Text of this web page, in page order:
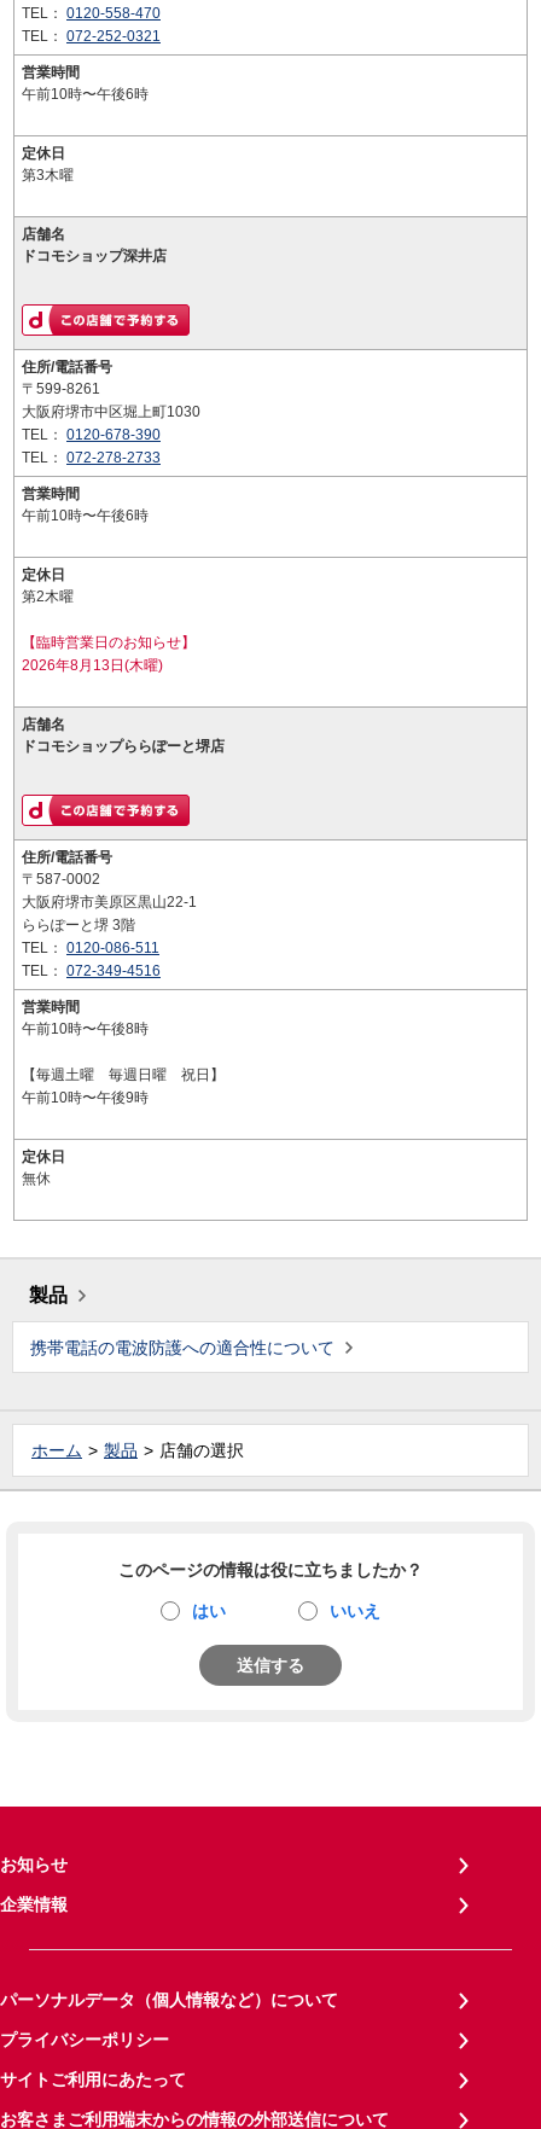
TEL： 0120-558-470
TEL： 072-252-0321
営業時間
午前10時〜午後6時
定休日
第3木曜
店舗名
ドコモショップ深井店
住所/電話番号
〒599-8261
大阪府堺市中区堀上町1030
TEL： 0120-678-390
TEL： 072-278-2733
営業時間
午前10時〜午後6時
定休日
第2木曜
【臨時営業日のお知らせ】
2026年8月13日(木曜)
店舗名
ドコモショップららぽーと堺店
住所/電話番号
〒587-0002
大阪府堺市美原区黒山22-1
ららぽーと堺 3階
TEL： 0120-086-511
TEL： 072-349-4516
営業時間
午前10時〜午後8時
【毎週土曜 毎週日曜 祝日】
午前10時〜午後9時
定休日
無休
製品
携帯電話の電波防護への適合性について
ホーム 製品 店舗の選択
このページの情報は役に立ちましたか？
はい いいえ
送信する
お知らせ
企業情報
パーソナルデータ（個人情報など）について
プライバシーポリシー
サイトご利用にあたって
お客さまご利用端末からの情報の外部送信について